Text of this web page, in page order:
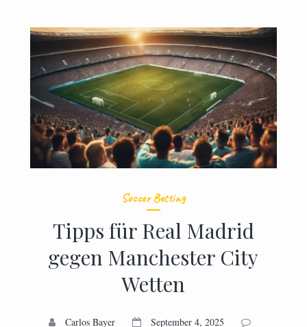
Soccer Betting
Tipps für Real Madrid
gegen Manchester City
Wetten
Carlos Bayer
September 4, 2025